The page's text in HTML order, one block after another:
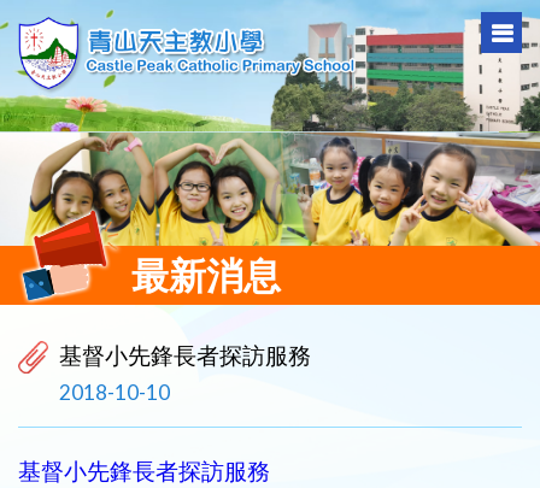
最新消息
基督小先鋒長者探訪服務
2018-10-10
基督小先鋒長者探訪服務